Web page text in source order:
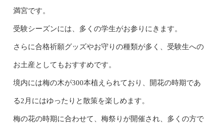
満宮です。
受験シーズンには、多くの学生がお参りにきます。
さらに合格祈願グッズやお守りの種類が多く、受験生への
お土産としてもおすすめです。
境内には梅の木が300本植えられており、開花の時期であ
る2月にはゆったりと散策を楽しめます。
梅の花の時期に合わせて、梅祭りが開催され、多くの方で